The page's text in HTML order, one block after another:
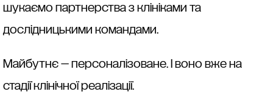
шукаємо партнерства з клініками та
дослідницькими командами.
Майбутнє — персоналізоване. І воно вже на
стадії клінічної реалізації.